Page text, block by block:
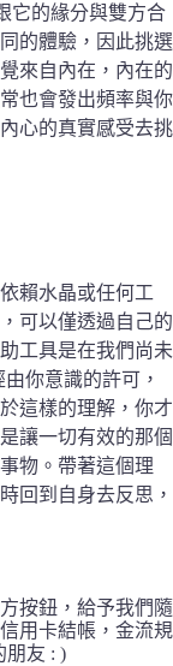
它的緣分與雙方合
的體驗，因此挑選
來自內在，內在的
也會發出頻率與你
心的真實感受去挑
賴水晶或任何工
可以僅透過自己的
工具是在我們尚未
你意識的許可，
這樣的理解，你才
讓一切有效的那個
物。帶著這個理
回到自身去反思，
按鈕，給予我們隨
用卡結帳，金流規
朋友 : )